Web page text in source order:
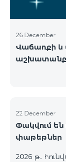
հեռախոսնե
26 December
Վաճառքի և
22 December
Փակվում
փաթեթներ
2026 թ․